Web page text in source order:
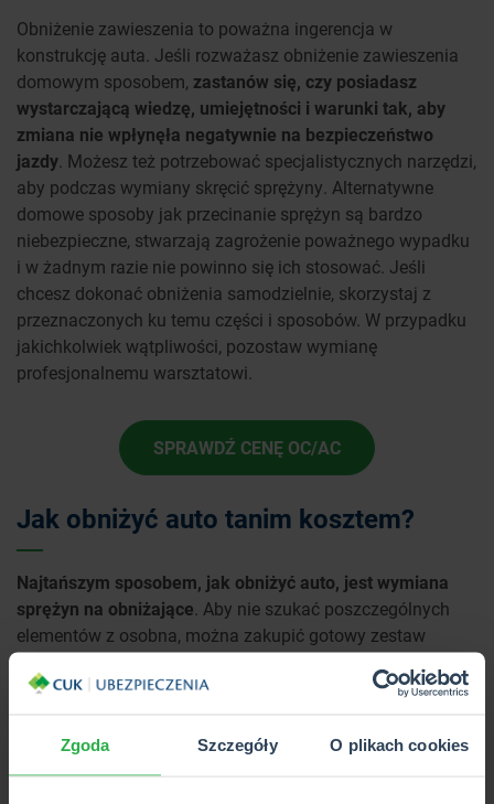
Zgoda Szczegóły O plikach cookies
Obniżenie zawieszenia to poważna ingerencja w
konstrukcję auta. Jeśli rozważasz obniżenie zawieszenia
domowym sposobem, zastanów się, czy posiadasz
wystarczającą wiedzę, umiejętności i warunki tak, aby
zmiana nie wpłynęła negatywnie na bezpieczeństwo
jazdy. Możesz też potrzebować specjalistycznych narzędzi,
aby podczas wymiany skręcić sprężyny. Alternatywne
domowe sposoby jak przecinanie sprężyn są bardzo
niebezpieczne, stwarzają zagrożenie poważnego wypadku
i w żadnym razie nie powinno się ich stosować. Jeśli
chcesz dokonać obniżenia samodzielnie, skorzystaj z
przeznaczonych ku temu części i sposobów. W przypadku
jakichkolwiek wątpliwości, pozostaw wymianę
profesjonalnemu warsztatowi.
SPRAWDŹ CENĘ OC/AC
Jak obniżyć auto tanim kosztem?
Najtańszym sposobem, jak obniżyć auto, jest wymiana
sprężyn na obniżające. Aby nie szukać poszczególnych
elementów z osobna, można zakupić gotowy zestaw
obniżyć auto tanim kosztem, trzeba pamiętać, że zmiana
zawsze jest wskazana.